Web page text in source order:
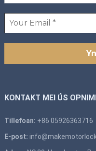
KONTAKT MEI ÚS
Tillefoan: +86 05926363716
E-post: